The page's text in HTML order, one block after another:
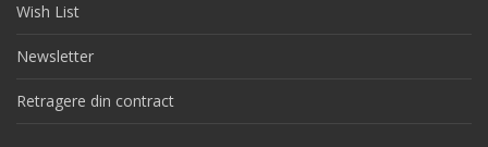
Wish List
Newsletter
Retragere din contract